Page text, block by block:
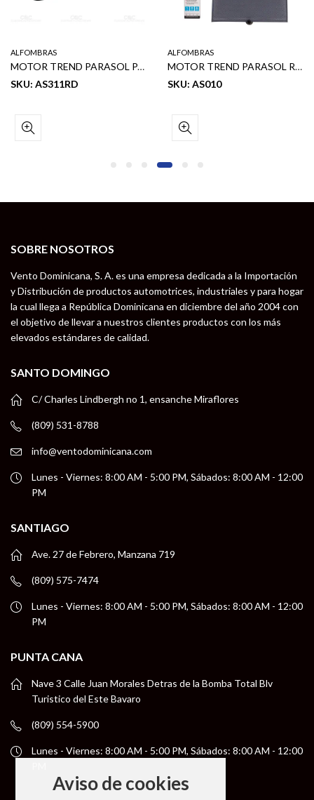
ALFOMBRAS
MOTOR TREND PARASOL PARA AUTO COOR ROJO 58″ X 24″
SKU: AS311RD
ALFOMBRAS
MOTOR TREND PARASOL RETRACTIL Y DURADERO, AJUSTE UNIVERSAL PARA AUTOMOVIL 14” X 19”
SKU: AS010
SOBRE NOSOTROS
Vento Dominicana, S. A. es una empresa dedicada a la Importación
y Distribución de productos automotrices, industriales y para hogar
la cual llega a República Dominicana en diciembre del año 2004 con
el objetivo de llevar a nuestros clientes productos con los más
elevados estándares de calidad.
SANTO DOMINGO
C/ Charles Lindbergh no 1, ensanche Miraflores
(809) 531-8788
info@ventodominicana.com
Lunes - Viernes: 8:00 AM - 5:00 PM, Sábados: 8:00 AM - 12:00
PM
SANTIAGO
Ave. 27 de Febrero, Manzana 719
(809) 575-7474
Lunes - Viernes: 8:00 AM - 5:00 PM, Sábados: 8:00 AM - 12:00
PM
PUNTA CANA
Nave 3 Calle Juan Morales Detras de la Bomba Total Blv
Turistico del Este Bavaro
(809) 554-5900
Lunes - Viernes: 8:00 AM - 5:00 PM, Sábados: 8:00 AM - 12:00
Aviso de cookies